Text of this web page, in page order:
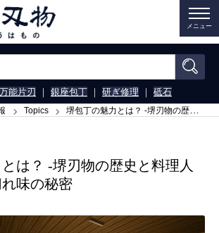
メニュー
万能片刃 ｜ 銀座包丁 ｜ 研ぎ修理 ｜ 砥石
Topics 堺包丁の魅力とは？ -堺刃物の歴史と料理人に愛される切れ味の秘密
は？ -堺刃物の歴史と料理人
味の秘密